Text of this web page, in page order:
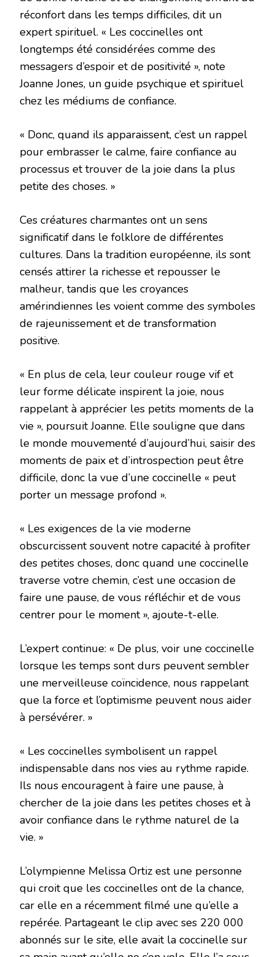
réconfort dans les temps difficiles, dit un
expert spirituel. « Les coccinelles ont
longtemps été considérées comme des
messagers d’espoir et de positivité », note
Joanne Jones, un guide psychique et spirituel
chez les médiums de confiance.
« Donc, quand ils apparaissent, c’est un rappel
pour embrasser le calme, faire confiance au
processus et trouver de la joie dans la plus
petite des choses. »
Ces créatures charmantes ont un sens
significatif dans le folklore de différentes
cultures. Dans la tradition européenne, ils sont
censés attirer la richesse et repousser le
malheur, tandis que les croyances
amérindiennes les voient comme des symboles
de rajeunissement et de transformation
positive.
« En plus de cela, leur couleur rouge vif et
leur forme délicate inspirent la joie, nous
rappelant à apprécier les petits moments de la
vie », poursuit Joanne. Elle souligne que dans
le monde mouvementé d’aujourd’hui, saisir des
moments de paix et d’introspection peut être
difficile, donc la vue d’une coccinelle « peut
porter un message profond ».
« Les exigences de la vie moderne
obscurcissent souvent notre capacité à profiter
des petites choses, donc quand une coccinelle
traverse votre chemin, c’est une occasion de
faire une pause, de vous réfléchir et de vous
centrer pour le moment », ajoute-t-elle.
L’expert continue: « De plus, voir une coccinelle
lorsque les temps sont durs peuvent sembler
une merveilleuse coïncidence, nous rappelant
que la force et l’optimisme peuvent nous aider
à persévérer. »
« Les coccinelles symbolisent un rappel
indispensable dans nos vies au rythme rapide.
Ils nous encouragent à faire une pause, à
chercher de la joie dans les petites choses et à
avoir confiance dans le rythme naturel de la
vie. »
L’olympienne Melissa Ortiz est une personne
qui croit que les coccinelles ont de la chance,
car elle en a récemment filmé une qu’elle a
repérée. Partageant le clip avec ses 220 000
abonnés sur le site, elle avait la coccinelle sur